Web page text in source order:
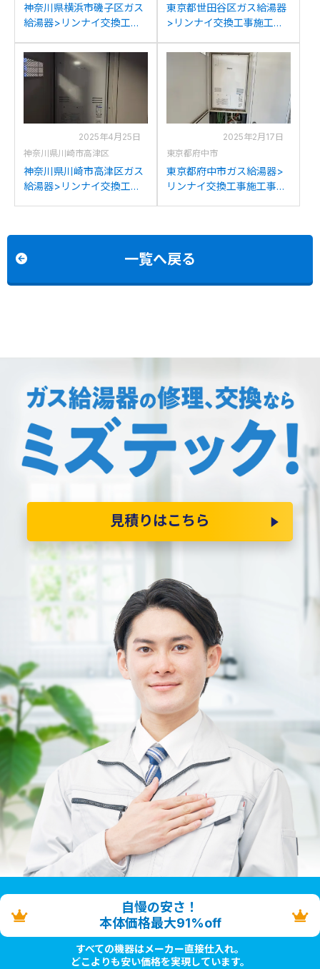
神奈川県横浜市磯子区ガス
給湯器>リンナイ交換工事
V2403AU2-3からリンナイ
RUFH-A2400AU2-3(A)へ
東京都世田谷区ガス給湯器
>リンナイ交換工事施工事
V2400AU2-3からリンナイ
RUFH-A2400AU2-3(A)へ
2025年4月25日
神奈川県川崎市高津区
神奈川県川崎市高津区ガス
給湯器>リンナイ交換工事
2025年2月17日
東京都府中市
東京都府中市ガス給湯器>
リンナイ交換工事施工事
一覧へ戻る
見積りはこちら
自慢の安さ！
本体価格最大91%off
すべての機器はメーカー直接仕入れ。
どこよりも安い価格を実現しています。